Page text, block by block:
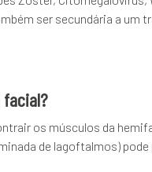
ser secundária a
facial?
os músculos da
de lagoftalmos)